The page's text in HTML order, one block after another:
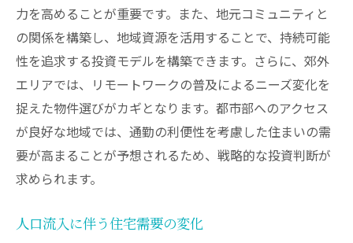
力を高めることが重要です。また、地元コミュニティと
の関係を構築し、地域資源を活用することで、持続可能
性を追求する投資モデルを構築できます。さらに、郊外
エリアでは、リモートワークの普及によるニーズ変化を
捉えた物件選びがカギとなります。都市部へのアクセス
が良好な地域では、通勤の利便性を考慮した住まいの需
要が高まることが予想されるため、戦略的な投資判断が
求められます。
人口流入に伴う住宅需要の変化